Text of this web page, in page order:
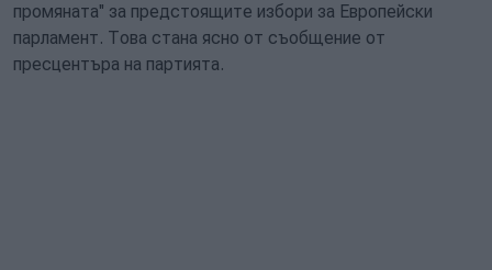
промяната'' за предстоящите избори за Европейски
парламент. Това стана ясно от съобщение от
пресцентъра на партията.